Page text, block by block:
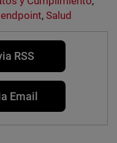
,Salud
RSS
Email